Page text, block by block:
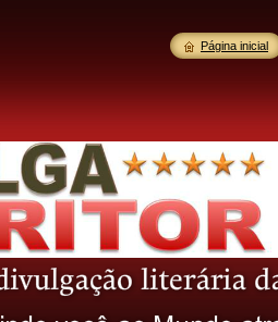
Página inicial